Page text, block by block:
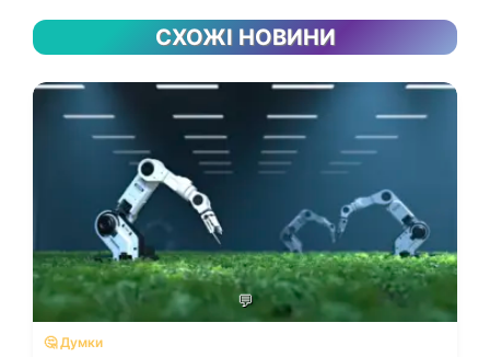
СХОЖІ НОВИНИ
💬
🤔 Думки